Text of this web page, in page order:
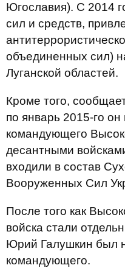
Югославия). С 2014
сил и средств,
объединенных сил)
Луганской областей.
Кроме того,
по январь 2015-го
командующего
десантными
входили в состав
Вооруженных Сил
После того как
войска стали
Юрий Галушкин был
командующего.